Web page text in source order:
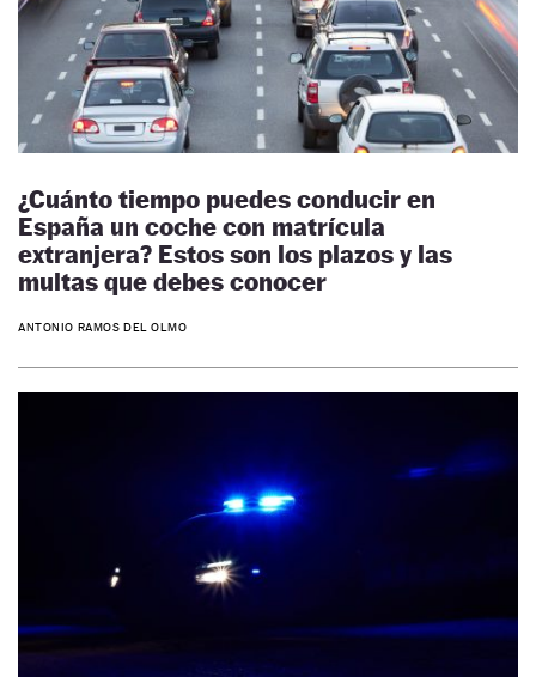
¿Cuánto tiempo puedes conducir en
España un coche con matrícula
extranjera? Estos son los plazos y las
multas que debes conocer
ANTONIO RAMOS DEL OLMO